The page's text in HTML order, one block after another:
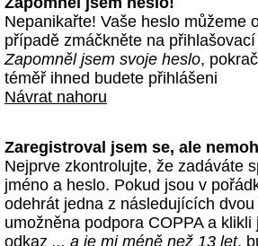
Nepanikařte! Vaše heslo můžeme
případě zmáčkněte na
Zapomněl jsem svoje heslo,
téměř ihned budete přihlášeni
Návrat nahoru
Zaregistroval jsem se, ale
Nejprve zkontrolujte, že zadáváte
jméno a heslo. Pokud jsou v
odehrát jedna z následujících
umožněna podpora COPPA a
odkaz ... a je mi méně než 13 let,